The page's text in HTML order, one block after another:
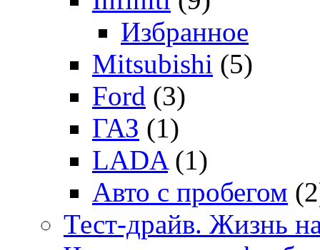
Избранное
Mitsubishi (5)
Ford (3)
ГАЗ (1)
LADA (1)
Авто с пробегом
Тест-драйв. Жизнь